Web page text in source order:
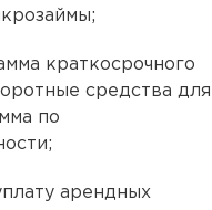
краткосрочного
средства для
по
арендных